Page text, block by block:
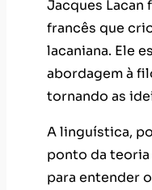
Jacques Lacan
francês que
lacaniana. Ele
abordagem à
tornando as
A linguística,
ponto da teoria
para entender